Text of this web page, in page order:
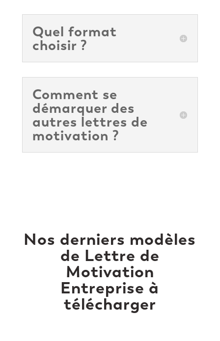
Quel format
choisir ?
Comment se
démarquer des
autres lettres de
motivation ?
Nos derniers modèles
de Lettre de
Motivation
Entreprise à
télécharger